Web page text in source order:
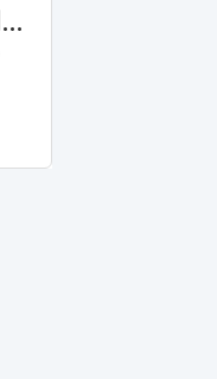
Fabricantes, Reparadores, Instaladores y Mantenedores de Instalaciones Fijas contra Incendios.